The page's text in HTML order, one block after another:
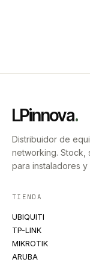
LPinnova.
Distribuidor de
networking. Stock,
para instaladores y
TIENDA
UBIQUITI
TP-LINK
MIKROTIK
ARUBA